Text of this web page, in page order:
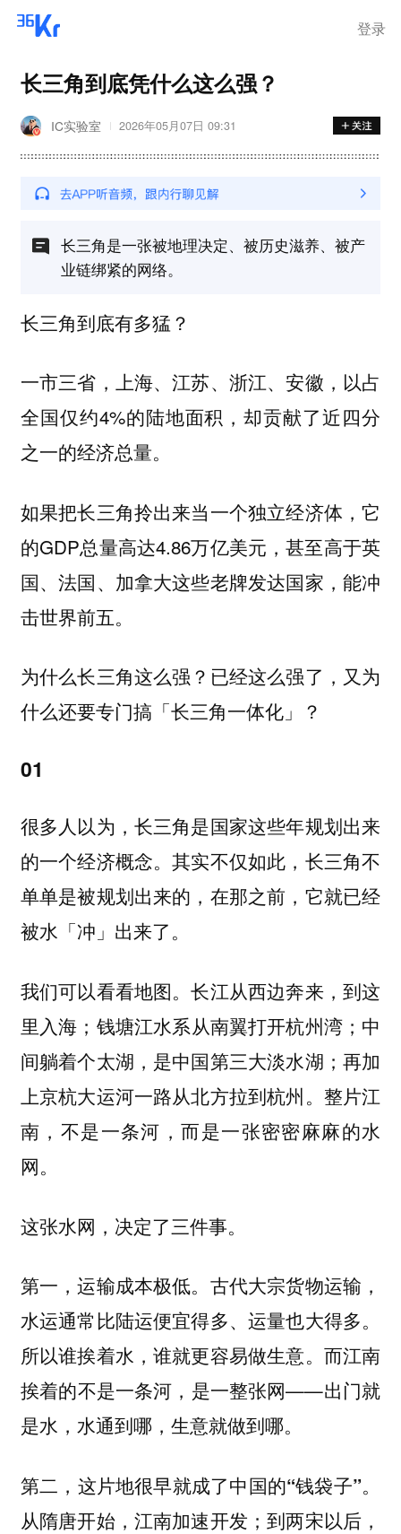
登录
长三角到底凭什么这么强？
IC实验室 2026年05月07日 09:31
长三角是一张被地理决定、被历史滋养、被产
业链绑紧的网络。
长三角到底有多猛？
一市三省，上海、江苏、浙江、安徽，以占
全国仅约4%的陆地面积，却贡献了近四分
之一的经济总量。
如果把长三角拎出来当一个独立经济体，它
的GDP总量高达4.86万亿美元，甚至高于英
国、法国、加拿大这些老牌发达国家，能冲
击世界前五。
为什么长三角这么强？已经这么强了，又为
什么还要专门搞「长三角一体化」？
01
很多人以为，长三角是国家这些年规划出来
的一个经济概念。其实不仅如此，长三角不
单单是被规划出来的，在那之前，它就已经
被水「冲」出来了。
我们可以看看地图。长江从西边奔来，到这
里入海；钱塘江水系从南翼打开杭州湾；中
间躺着个太湖，是中国第三大淡水湖；再加
上京杭大运河一路从北方拉到杭州。整片江
南，不是一条河，而是一张密密麻麻的水
网。
这张水网，决定了三件事。
第一，运输成本极低。 古代大宗货物运输，
水运通常比陆运便宜得多、运量也大得多。
所以谁挨着水，谁就更容易做生意。而江南
挨着的不是一条河，是一整张网——出门就
是水，水通到哪，生意就做到哪。
第二，这片地很早就成了中国的“钱袋子”。
从隋唐开始，江南加速开发；到两宋以后，